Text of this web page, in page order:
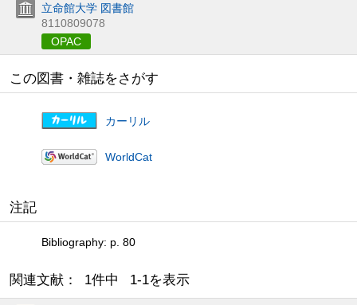
立命館大学 図書館
8110809078
OPAC
この図書・雑誌をさがす
カーリル
WorldCat
注記
Bibliography: p. 80
関連文献： 1件中 1-1を表示